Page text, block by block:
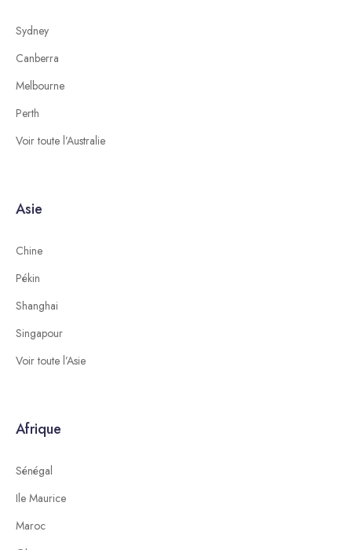
Sydney
Canberra
Melbourne
Perth
Voir toute l’Australie
Asie
Chine
Pékin
Shanghai
Singapour
Voir toute l’Asie
Afrique
Sénégal
Ile Maurice
Maroc